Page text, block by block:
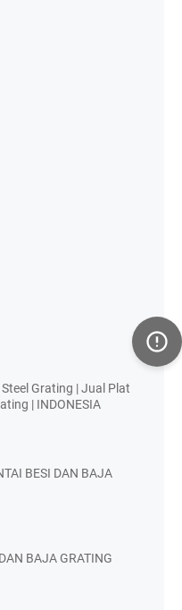
Grating | Jual Plat
| INDONESIA
BESI DAN BAJA
BAJA GRATING